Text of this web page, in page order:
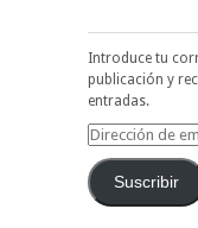
Introduce tu
publicación y
entradas.
Dirección
emailSuscribir